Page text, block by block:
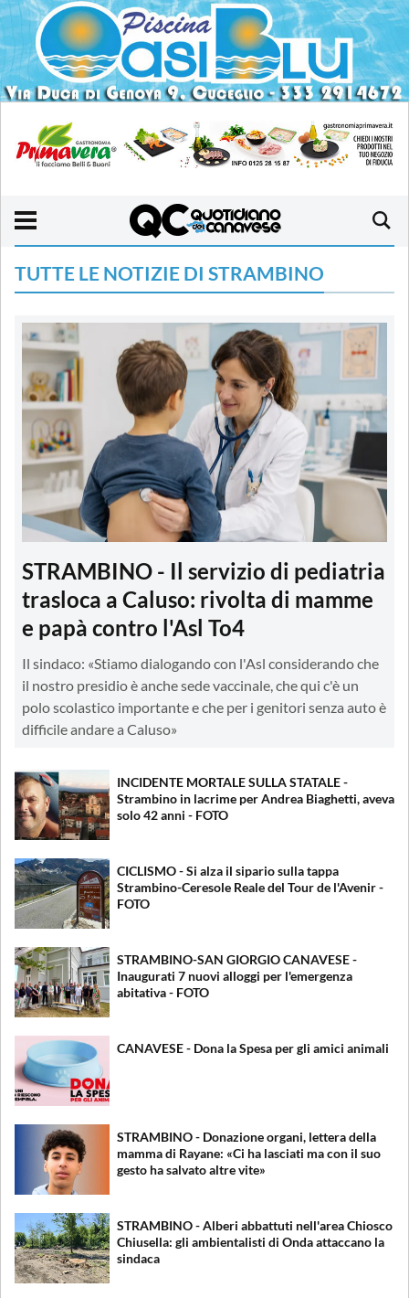
TUTTE LE NOTIZIE DI STRAMBINO
STRAMBINO - Il servizio di pediatria
trasloca a Caluso: rivolta di mamme
e papà contro l'Asl To4
Il sindaco: «Stiamo dialogando con l'Asl considerando che
il nostro presidio è anche sede vaccinale, che qui c'è un
polo scolastico importante e che per i genitori senza auto è
difficile andare a Caluso»
INCIDENTE MORTALE SULLA STATALE -
Strambino in lacrime per Andrea Biaghetti, aveva
solo 42 anni - FOTO
CICLISMO - Si alza il sipario sulla tappa
Strambino-Ceresole Reale del Tour de l'Avenir -
FOTO
STRAMBINO-SAN GIORGIO CANAVESE -
Inaugurati 7 nuovi alloggi per l'emergenza
abitativa - FOTO
CANAVESE - Dona la Spesa per gli amici animali
STRAMBINO - Donazione organi, lettera della
mamma di Rayane: «Ci ha lasciati ma con il suo
gesto ha salvato altre vite»
STRAMBINO - Alberi abbattuti nell'area Chiosco
Chiusella: gli ambientalisti di Onda attaccano la
sindaca